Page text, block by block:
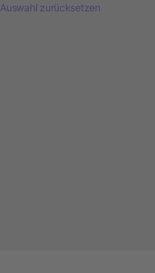
Auswahl zurücksetzen